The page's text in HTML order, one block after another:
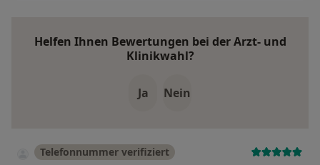
Helfen Ihnen Bewertungen bei der Arzt- und
Klinikwahl?
Ja Nein
Telefonnummer verifiziert